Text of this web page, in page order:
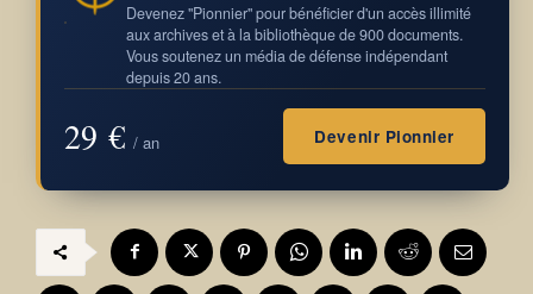
Devenez "Pionnier" pour bénéficier d'un accès illimité
aux archives et à la bibliothèque de 900 documents.
Vous soutenez un média de défense indépendant
depuis 20 ans.
29 € / an Devenir Pionnier